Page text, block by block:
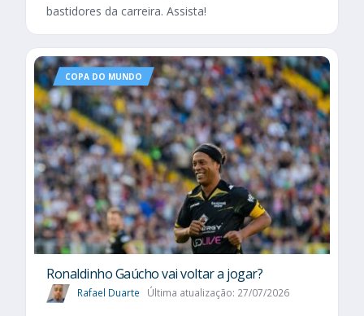
bastidores da carreira. Assista!
COPA DO MUNDO
Ronaldinho Gaúcho vai voltar a jogar?
Rafael Duarte Última atualização: 27/07/2026